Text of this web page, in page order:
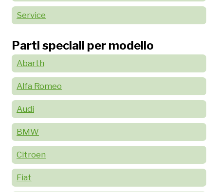
Service
Parti speciali per modello
Abarth
Alfa Romeo
Audi
BMW
Citroen
Fiat